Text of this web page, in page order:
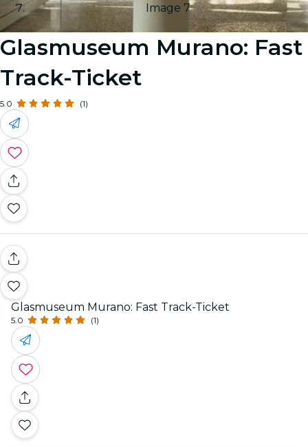
Image 7
Glasmuseum Murano: Fast
Track-Ticket
5.0 (1)
Glasmuseum Murano: Fast Track-Ticket
5.0 (1)